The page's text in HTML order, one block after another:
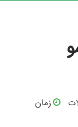
زمان